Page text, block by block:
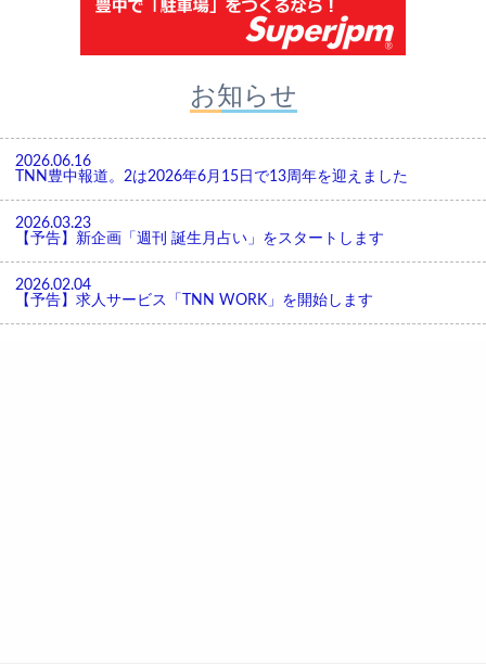
お知らせ
2026.06.16
TNN豊中報道。2は2026年6月15日で13周年を迎えました
2026.03.23
【予告】新企画「週刊 誕生月占い」をスタートします
2026.02.04
【予告】求人サービス「TNN WORK」を開始します